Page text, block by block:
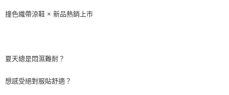
【注意事項】
https://aftee.tw/terms/#terms3
「AFTEE先享後付」，若未經同意申辦者引起之損失，本公司不負相關責
新竹物流宅配
撞色織帶涼鞋 × 新品熱銷上市
夏天總是悶濕難耐？
想感受絕對服貼舒適？